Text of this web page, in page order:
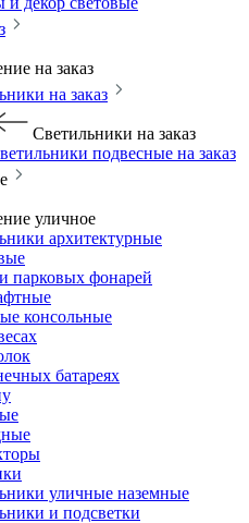
на заказ
на заказ
Светильники на заказ
подвесные на заказ
уличное
архитектурные
парковых фонарей
консольные
батареях
уличные наземные
и подсветки